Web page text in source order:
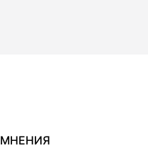
МНЕНИЯ